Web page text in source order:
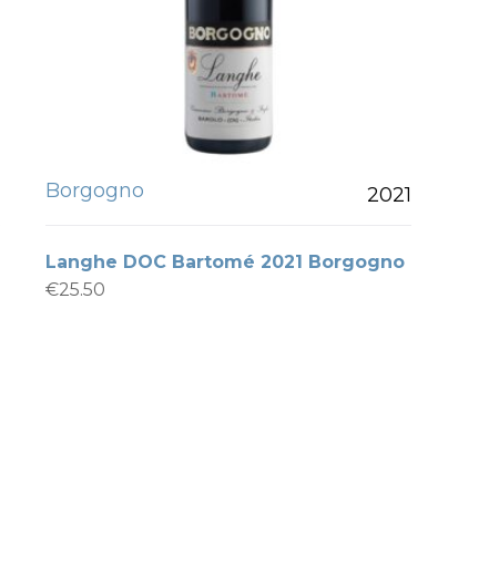
Borgogno 2021
Langhe DOC Bartomé 2021 Borgogno
€25.50